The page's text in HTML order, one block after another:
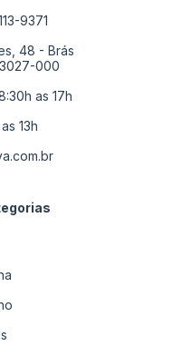
9371
48 - Brás
000
as 17h
13h